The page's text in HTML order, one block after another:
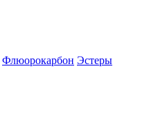
Флюорокарбон Эстеры